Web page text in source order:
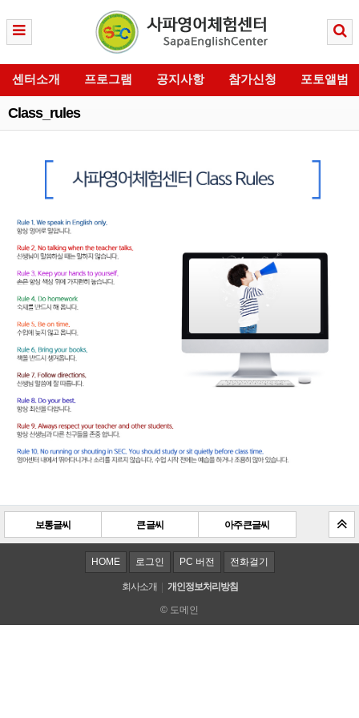
센터소개 프로그램 공지사항 참가신청 포토앨범
Class_rules
보통글씨 큰 글씨 아주 큰 글씨
HOME 로그인 PC 버전 전화걸기
회사소개 개인정보처리방침
© 도메인